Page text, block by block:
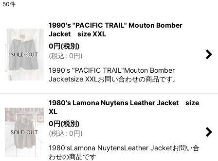
在庫あり
並び順:
絞り込む
50件
1990's "PACIFIC TRAIL" Mouton Bomber
Jacket size XXL
0円(税別)
(税込: 0円)
1990's "PACIFIC TRAIL"Mouton Bomber
Jacketsize XXLお問い合わせの商品です。
1980's Lamona Nuytens Leather Jacket size
XL
0円(税別)
(税込: 0円)
1980'sLamona NuytensLeather Jacketお問い合
わせの商品です